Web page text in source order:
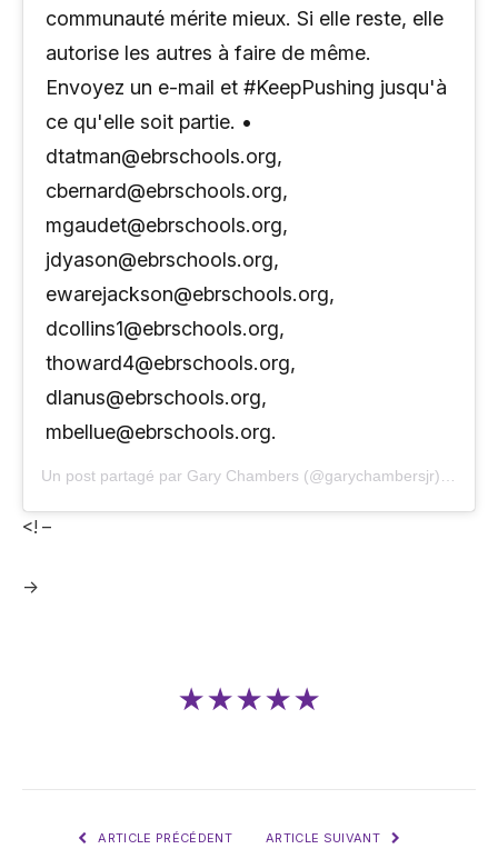
communauté mérite mieux. Si elle reste, elle
autorise les autres à faire de même.
Envoyez un e-mail et #KeepPushing jusqu'à
ce qu'elle soit partie. •
dtatman@ebrschools.org,
cbernard@ebrschools.org,
mgaudet@ebrschools.org,
jdyason@ebrschools.org,
ewarejackson@ebrschools.org,
dcollins1@ebrschools.org,
thoward4@ebrschools.org,
dlanus@ebrschools.org,
mbellue@ebrschools.org.
Un post partagé par Gary Chambers (@garychambersjr) sur
<! –
->
★★★★★
ARTICLE PRÉCÉDENT ARTICLE SUIVANT